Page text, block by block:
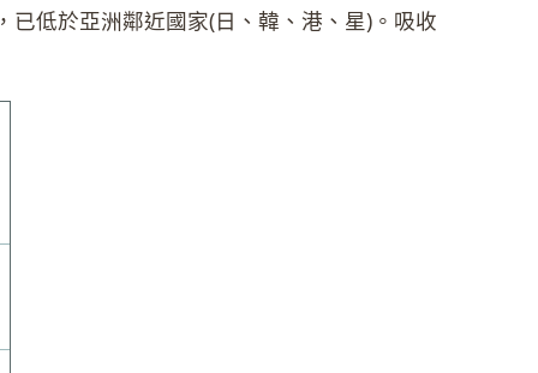
低於亞洲鄰近國家(日、韓、港、星)。吸收